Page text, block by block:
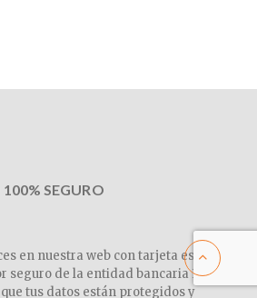
SEGURO
en nuestra web con tarjeta están
seguro de la entidad bancaria Banco
tus datos están protegidos y